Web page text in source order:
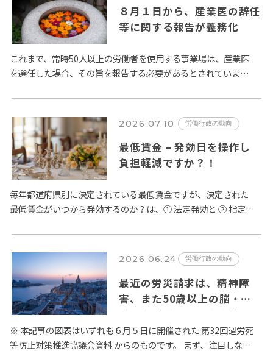
８月１日から、産業医の辞任
等に関する報告が義務化
これまで、常時50人以上の労働者を使用する事業場は、産業医
を選任した場合、その旨を報告する必要があるとされていまし
合に加え、…
2026.07.10 労働行政の動向
最低賃金 – 発効日を操作し
負担軽減ですか？！
毎年都道府県別に決定されている最低賃金ですが、決定された
最低賃金がいつから発効するのか？は、① 法定発効と ② 指定日
「公…
2026.06.24 労働行政の動向
最近の労災請求は、精神障
害、また50歳以上の脳・心
臓疾患が増加 – 厚生労働省
過労死等防止対策推進協議会
の議論から
※ 本記事の図表はいずれも６月５日に開催された 第32回過労死
等防止対策推進協議会資料 からのものです。 まず、注目しなけ